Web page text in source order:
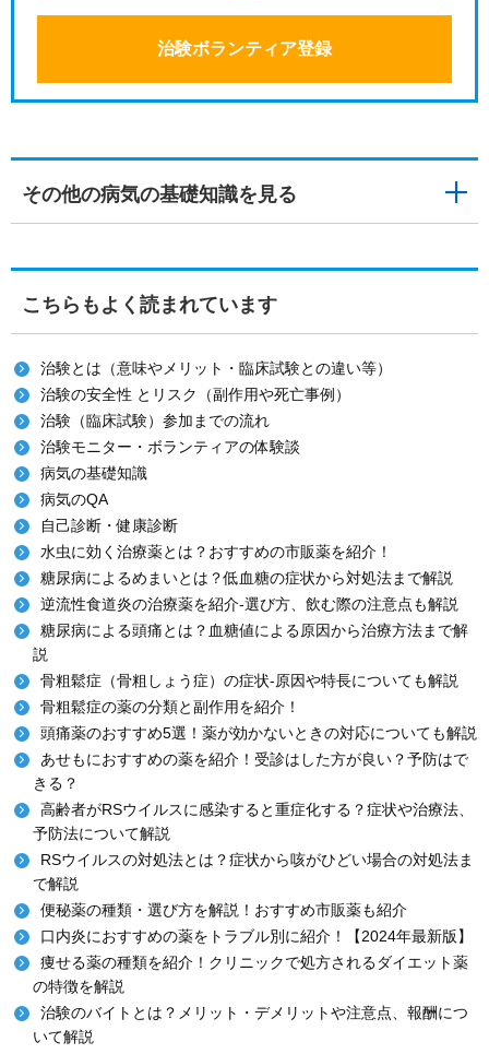
治験ボランティア登録
その他の病気の基礎知識を見る
こちらもよく読まれています
治験とは（意味やメリット・臨床試験との違い等）
治験の安全性 とリスク（副作用や死亡事例）
治験（臨床試験）参加までの流れ
治験モニター・ボランティアの体験談
病気の基礎知識
病気のQA
自己診断・健康診断
水虫に効く治療薬とは？おすすめの市販薬を紹介！
糖尿病によるめまいとは？低血糖の症状から対処法まで解説
逆流性食道炎の治療薬を紹介-選び方、飲む際の注意点も解説
糖尿病による頭痛とは？血糖値による原因から治療方法まで解
説
骨粗鬆症（骨粗しょう症）の症状-原因や特長についても解説
骨粗鬆症の薬の分類と副作用を紹介！
頭痛薬のおすすめ5選！薬が効かないときの対応についても解説
あせもにおすすめの薬を紹介！受診はした方が良い？予防はで
きる？
高齢者がRSウイルスに感染すると重症化する？症状や治療法、
予防法について解説
RSウイルスの対処法とは？症状から咳がひどい場合の対処法ま
で解説
便秘薬の種類・選び方を解説！おすすめ市販薬も紹介
口内炎におすすめの薬をトラブル別に紹介！【2024年最新版】
痩せる薬の種類を紹介！クリニックで処方されるダイエット薬
の特徴を解説
治験のバイトとは？メリット・デメリットや注意点、報酬につ
いて解説